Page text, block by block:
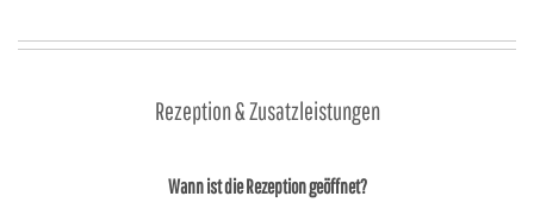
Rezeption & Zusatzleistungen
Wann ist die Rezeption geöffnet?